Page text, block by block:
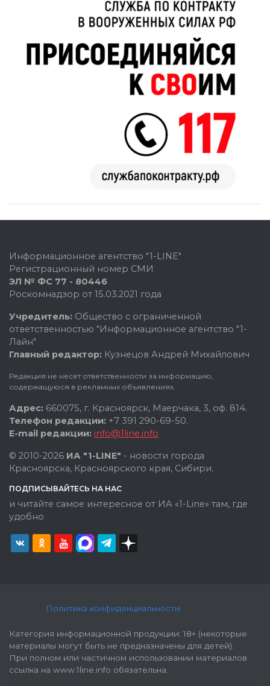
Информационное агентство "1-LINE"
Регистрационный номер СМИ
ЭЛ № ФС 77 - 80446
Роскомнадзор от 15.03.2021 года
Учредитель: Общество с ограниченной
ответственностью "Информационное агентство "1-
Лайн"
Главный редактор: Кузнецов Андрей Михайлович
Редакция не несет ответственности за информацию,
содержащуюся в рекламных объявлениях.
Адрес: 660075, г. Красноярск, Маерчака, 3, оф. 814.
Телефон редакции: +7 391 290-69-50.
E-mail редакции: info@1line.info
© 2010-2026 ИА "1-LINE" - новости города
Красноярска, Красноярского края, Сибири.
ПОДПИСЫВАЙТЕСЬ НА НАС
и читайте самое интересное от ИА «1-Line» там, где
удобно
Политика конфиденциальности
Категория информационной продукции: 18+ (некоторые
материалы могут быть не предназначены для детей).
При полном или частичном использовании материалов
ссылка на www.1line.info обязательна.